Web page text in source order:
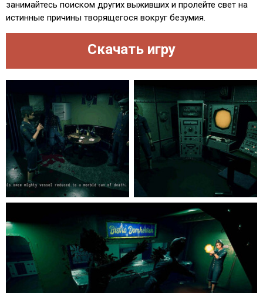
занимайтесь поиском других выживших и пролейте свет на
истинные причины творящегося вокруг безумия.
Скачать игру